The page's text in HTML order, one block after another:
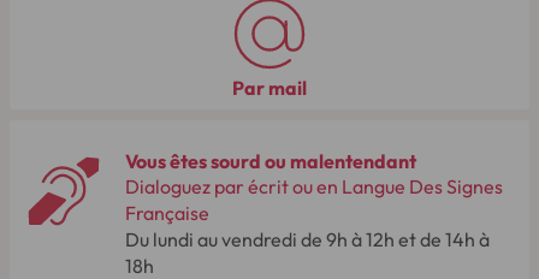
Par mail
Vous êtes sourd ou malentendant
Dialoguez par écrit ou en Langue Des Signes
Française
Du lundi au vendredi de 9h à 12h et de 14h à
18h